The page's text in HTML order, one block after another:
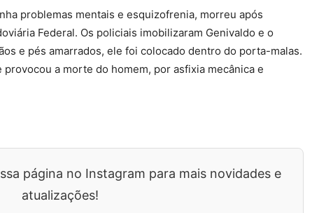
problemas mentais e esquizofrenia, morreu após
Federal. Os policiais imobilizaram Genivaldo e o
e pés amarrados, ele foi colocado dentro do porta-malas.
a morte do homem, por asfixia mecânica e
página no Instagram para mais novidades e
atualizações!